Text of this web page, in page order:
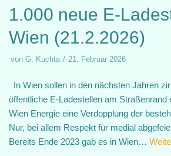
1.000 neue E-
Wien (21.2.2026)
von G. Kuchta 21. Februar 2026
In Wien sollen in den nächsten Jahren
öffentliche E-Ladestellen am Straßenrand
Wien Energie eine Verdopplung der
Nur, bei allem Respekt für medial
Bereits Ende 2023 gab es in Wien…